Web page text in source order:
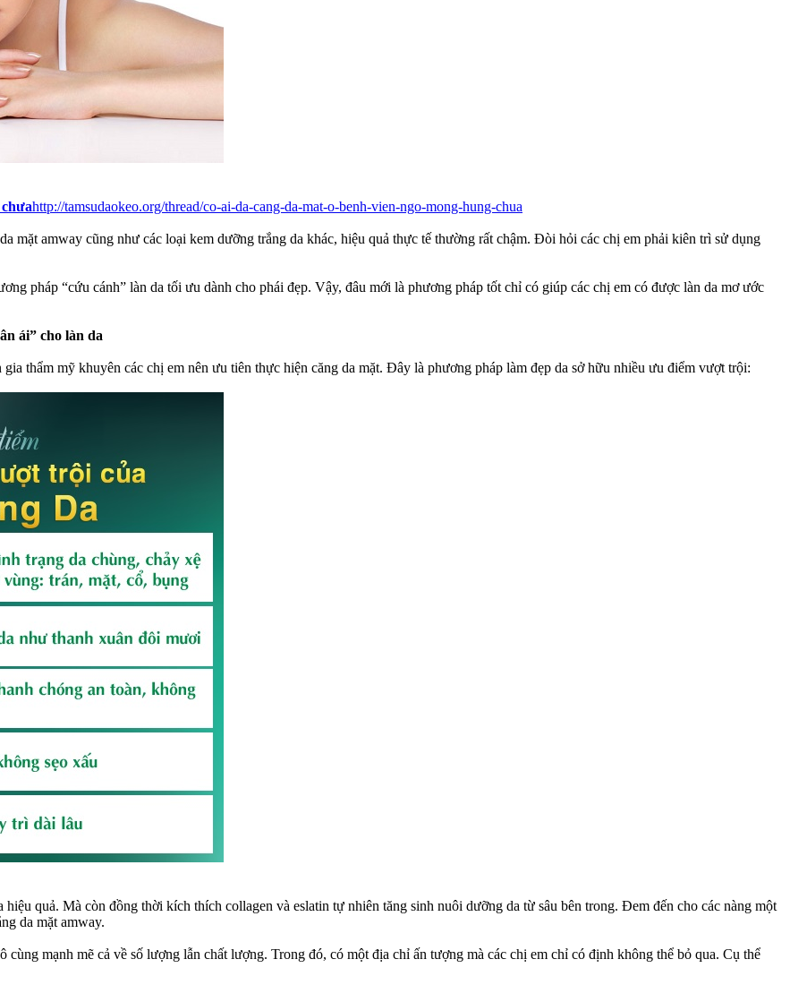
http://tamsudaokeo.org/thread/co-ai-da-cang-da-mat-o-benh-vien-ngo-mong-hung-chua
mặt amway cũng như các loại kem dưỡng trắng da khác, hiệu quả thực tế thường rất chậm. Đòi hỏi các chị em phải kiên trì sử dụng
pháp “cứu cánh” làn da tối ưu dành cho phái đẹp. Vậy, đâu mới là phương pháp tốt chỉ có giúp các chị em có được làn da mơ ước
ái” cho làn da
thẩm mỹ khuyên các chị em nên ưu tiên thực hiện căng da mặt. Đây là phương pháp làm đẹp da sở hữu nhiều ưu điểm vượt trội:
quả. Mà còn đồng thời kích thích collagen và eslatin tự nhiên tăng sinh nuôi dưỡng da từ sâu bên trong. Đem đến cho các nàng một
da mặt amway.
cùng mạnh mẽ cả về số lượng lẫn chất lượng. Trong đó, có một địa chỉ ấn tượng mà các chị em chỉ có định không thể bỏ qua. Cụ thể